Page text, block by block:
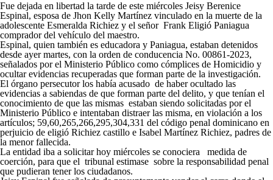
Fue dejada en libertad la tarde de este miércoles Jeisy Berenice
Espinal, esposa de Jhon Kelly Martínez vinculado en la muerte de la
adolescente Esmeralda Richiez y el señor Frank Eligió Paniagua
comprador del vehículo del maestro.
Espinal, quien también es educadora y Paniagua, estaban detenidos
desde ayer martes, con la orden de conducencia No. 00861-2023,
señalados por el Ministerio Público como cómplices de Homicidio y
ocultar evidencias recuperadas que forman parte de la investigación.
El órgano persecutor los había acusado de haber ocultado las
evidencias a sabiendas de que forman parte del delito, y que tenían el
conocimiento de que las mismas estaban siendo solicitadas por el
Ministerio Público e intentaban distraer las misma, en violación a los
artículos; 59,60,265,266,295,304,331 del código penal dominicano en
perjuicio de eligió Richiez castillo e Isabel Martínez Richiez, padres de
la menor fallecida.
La entidad iba a solicitar hoy miércoles se conociera
medida de
coerción, para que el tribunal estimase sobre la responsabilidad penal
que pudieran tener los ciudadanos.